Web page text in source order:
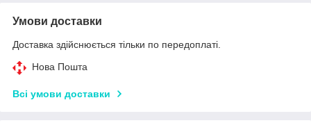
Умови доставки
Доставка здійснюється тільки по передоплаті.
Нова Пошта
Всі умови доставки